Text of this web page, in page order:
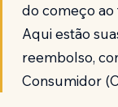
do começo
Aqui estão
reembolso,
Consumidor